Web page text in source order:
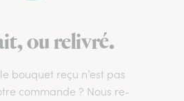
ou relivré.
bouquet reçu n’est pas
commande ? Nous re-